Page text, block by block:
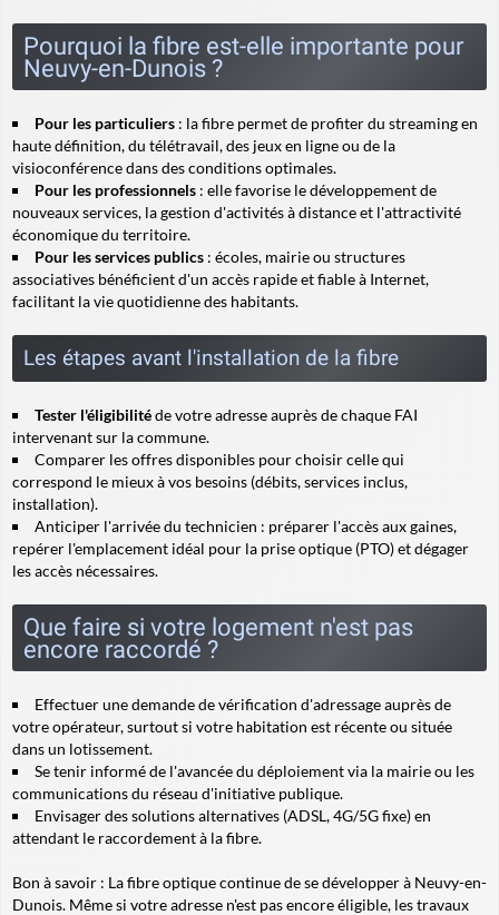
Pourquoi la fibre est-elle importante pour
Neuvy-en-Dunois ?
Pour les particuliers : la fibre permet de profiter du streaming en
haute définition, du télétravail, des jeux en ligne ou de la
visioconférence dans des conditions optimales.
Pour les professionnels : elle favorise le développement de
nouveaux services, la gestion d'activités à distance et l'attractivité
économique du territoire.
Pour les services publics : écoles, mairie ou structures
associatives bénéficient d'un accès rapide et fiable à Internet,
facilitant la vie quotidienne des habitants.
Les étapes avant l'installation de la fibre
Tester l'éligibilitéde votre adresse auprès de chaque FAI
intervenant sur la commune.
Comparer les offres disponibles pour choisir celle qui
correspond le mieux à vos besoins (débits, services inclus,
installation).
Anticiper l'arrivée du technicien : préparer l'accès aux gaines,
repérer l'emplacement idéal pour la prise optique (PTO) et dégager
les accès nécessaires.
Que faire si votre logement n'est pas
encore raccordé ?
Effectuer une demande de vérification d'adressage auprès de
votre opérateur, surtout si votre habitation est récente ou située
dans un lotissement.
Se tenir informé de l'avancée du déploiement via la mairie ou les
communications du réseau d'initiative publique.
Envisager des solutions alternatives (ADSL, 4G/5G fixe) en
attendant le raccordement à la fibre.
Bon à savoir : La fibre optique continue de se développer à Neuvy-en-
Dunois. Même si votre adresse n'est pas encore éligible, les travaux